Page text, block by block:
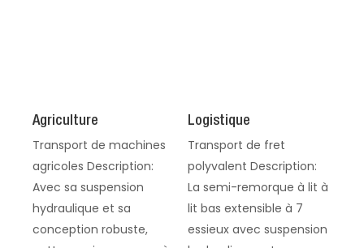
Agriculture
Transport de machines
agricoles Description:
Avec sa suspension
hydraulique et sa
conception robuste,
Logistique
Transport de fret
polyvalent Description:
La semi-remorque à lit à
lit bas extensible à 7
essieux avec suspension